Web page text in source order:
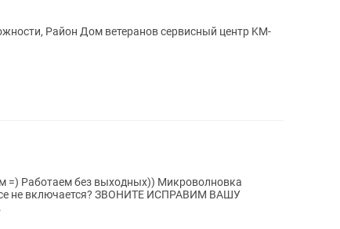
Район Дом ветеранов сервисный центр KM-
без выходных)) Микроволновка
ЗВОНИТЕ ИСПРАВИМ ВАШУ